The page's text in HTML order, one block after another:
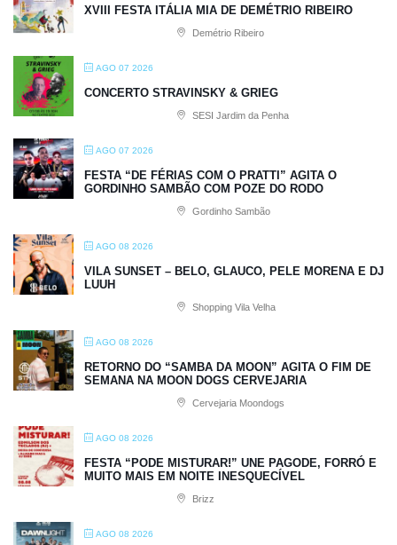
XVIII FESTA ITÁLIA MIA DE DEMÉTRIO RIBEIRO
Demétrio Ribeiro
AGO 07 2026
CONCERTO STRAVINSKY & GRIEG
SESI Jardim da Penha
AGO 07 2026
FESTA “DE FÉRIAS COM O PRATTI” AGITA O
GORDINHO SAMBÃO COM POZE DO RODO
Gordinho Sambão
AGO 08 2026
VILA SUNSET – BELO, GLAUCO, PELE MORENA E DJ
LUUH
Shopping Vila Velha
AGO 08 2026
RETORNO DO “SAMBA DA MOON” AGITA O FIM DE
SEMANA NA MOON DOGS CERVEJARIA
Cervejaria Moondogs
AGO 08 2026
FESTA “PODE MISTURAR!” UNE PAGODE, FORRÓ E
MUITO MAIS EM NOITE INESQUECÍVEL
Brizz
AGO 08 2026